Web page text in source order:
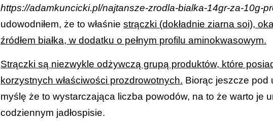
https://adamkuncicki.pl/najtansze-zrodla-bialka-14gr-za-10g-
udowodniłem, że to właśnie strączki (dokładnie ziarna soi),
źródłem białka, w dodatku o pełnym profilu aminokwasowym.
Strączki są niezwykle odżywczą grupą produktów, które
korzystnych właściwości prozdrowotnych. Biorąc jeszcze pod
myślę że to wystarczająca liczba powodów, na to że warto je
codziennym jadłospisie.